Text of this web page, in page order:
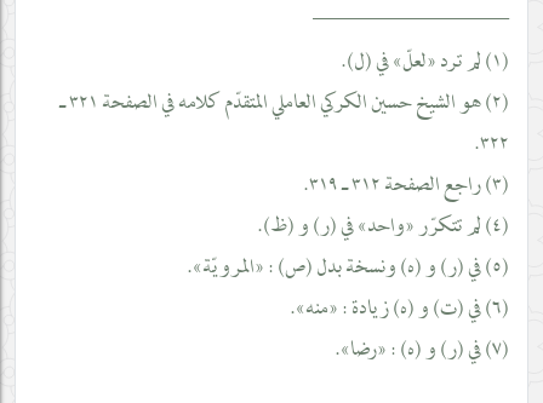
__________________
(١) لم ترد «لعلّ» في (ل).
(٢) هو الشيخ حسين الكركي العاملي المتقدّم كلامه في الصفحة ٣٢١ ـ
٣٢٢.
(٣) راجع الصفحة ٣١٢ ـ ٣١٩.
(٤) لم تتكرّر «واحد» في (ر) و (ظ).
(٥) في (ر) و (ه) ونسخة بدل (ص) : «المرويّة».
(٦) في (ت) و (ه) زيادة : «منه».
(٧) في (ر) و (ه) : «رضا».